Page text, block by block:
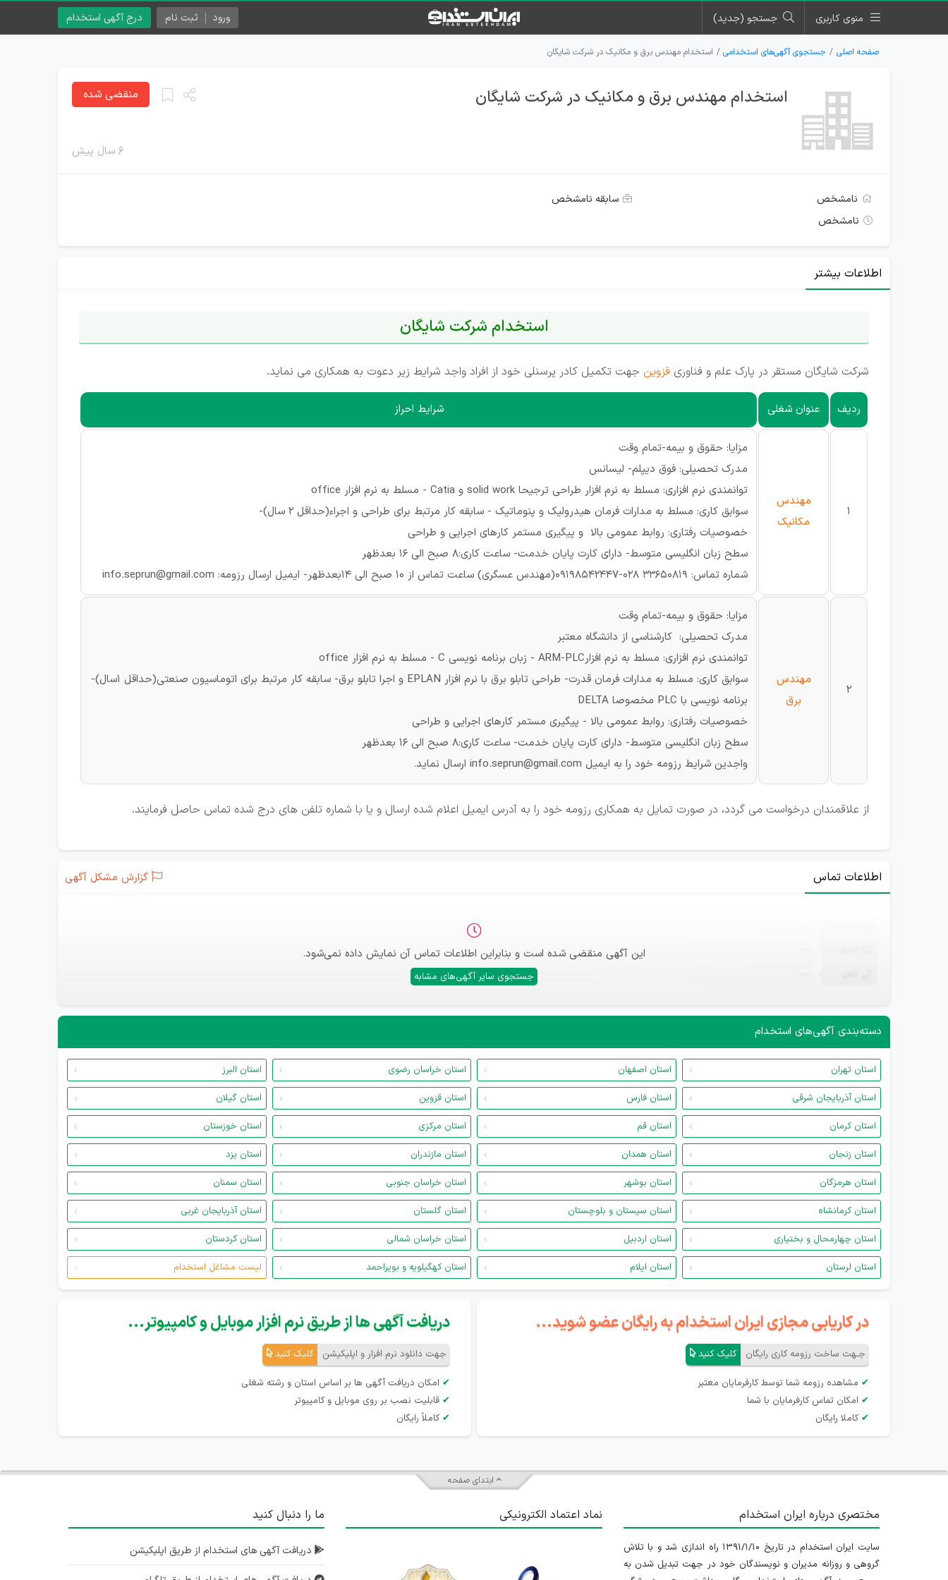
منوی کاربری جستجو (جدید) درج آگهی استخدام ورود ثبت نام
صفحه اصلی جستجوی آگهی‌های استخدامی استخدام مهندس برق و مکانیک در شرکت شایگان
استخدام مهندس برق و مکانیک در شرکت شایگان
۶ سال پیش
منقضی شده
نامشخص
سابقه نامشخص
نامشخص
اطلاعات بیشتر
استخدام شرکت شایگان
شرکت شایگان مستقر در پارک علم و فناوری قزوین جهت تکمیل کادر پرسنلی خود از افراد واجد شرایط زیر دعوت به همکاری می نماید.
ردیف عنوان شغلی شرایط احراز
1
مهندس
مکانیک
مزایا: حقوق و بیمه-تمام وقت
مدرک تحصیلی: فوق دیپلم- لیسانس
توانمندی نرم افزاری: مسلط به نرم افزار طراحی ترجیحا solid work و Catia - مسلط به نرم افزار office
سوابق کاری: مسلط به مدارات فرمان هیدرولیک و پنوماتیک - سابقه کار مرتبط برای طراحی و اجراء(حداقل 2 سال)-
خصوصیات رفتاری: روابط عمومی بالا و پیگیری مستمر کارهای اجرایی و طراحی
سطح زبان انگلیسی متوسط- دارای کارت پایان خدمت- ساعت کاری:8 صبح الی 16 بعدظهر
شماره تماس: 33650819 028-09198542447(مهندس عسگری) ساعت تماس از 10 صبح الی 14بعدظهر- ایمیل ارسال رزومه: info.seprun@gmail.com
2
مهندس
برق
مزایا: حقوق و بیمه-تمام وقت
مدرک تحصیلی: کارشناسی از دانشگاه معتبر
توانمندی نرم افزاری: مسلط به نرم افزارARM-PLC - زبان برنامه نویسی C - مسلط به نرم افزار office
سوابق کاری: مسلط به مدارات فرمان قدرت- طراحی تابلو برق با نرم افزار EPLAN و اجرا تابلو برق- سابقه کار مرتبط برای اتوماسیون صنعتی(حداقل 1سال)-
برنامه نویسی با PLC مخصوصا DELTA
خصوصیات رفتاری: روابط عمومی بالا - پیگیری مستمر کارهای اجرایی و طراحی
سطح زبان انگلیسی متوسط- دارای کارت پایان خدمت- ساعت کاری:8 صبح الی 16 بعدظهر
واجدین شرایط رزومه خود را به ایمیل info.seprun@gmail.com ارسال نماید.
از علاقمندان درخواست می گردد، در صورت تمایل به همکاری رزومه خود را به آدرس ایمیل اعلام شده ارسال و یا با شماره تلفن های درج شده تماس حاصل فرمایند.
اطلاعات تماس گزارش مشکل آگهی
این آگهی منقضی شده است و بنابراین اطلاعات تماس آن نمایش داده نمی‌شود.
جستجوی سایر آگهی‌های مشابه
دسته‌بندی آگهی‌های استخدام
استان تهران استان اصفهان استان خراسان رضوی
استان البرز
استان آذربایجان شرقی
استان فارس استان قزوین
استان گیلان
استان کرمان
استان قم استان مرکزی
استان خوزستان
استان زنجان
استان همدان استان مازندران
استان یزد
استان هرمزگان
استان بوشهر استان خراسان جنوبی
استان سمنان
استان کرمانشاه
استان سیستان و بلوچستان استان گلستان
استان آذربایجان غربی
استان چهارمحال و بختیاری
استان اردبیل استان خراسان شمالی
استان کردستان
استان لرستان
استان ایلام استان کهگیلویه و بویراحمد لیست مشاغل استخدام
در کاریابی مجازی ایران استخدام به رایگان عضو شوید...
جـهت ساخت رزومه کاری رایگان کلیک کنید
✔ مشاهده رزومه شما توسط کارفرمایان معتبر
✔ امکان تماس کارفرمایان با شما
✔ کاملا رایگان
دریافت آگهی ها از طریق نرم افزار موبایل و کامپیوتر...
جهت دانلود نرم افزار و اپلیکیشن کلیک کنید
✔ امکان دریافت آگهی ها بر اساس استان و رشته شغلی
✔ قابلیت نصب بر روی موبایل و کامپیوتر
✔ کاملاً رایگان
ابتدای صفحه
مختصری درباره ایران استخدام
سایت ایران استخدام در تاریخ ۱۳۹۱/۱/۱۰ راه اندازی شد و با تلاش
گروهی و روزانه مدیران و نویسندگان خود در جهت تبدیل شدن به
نماد اعتماد الکترونیکی ما را دنبال کنید
دریافت آگهی های استخدام از طریق اپلیکیشن